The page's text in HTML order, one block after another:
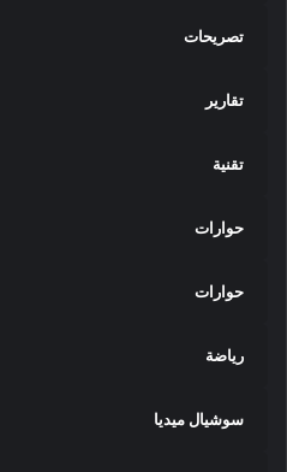
تصريحات
تقارير
تقنية
حوارات
حوارات
رياضة
سوشيال ميديا